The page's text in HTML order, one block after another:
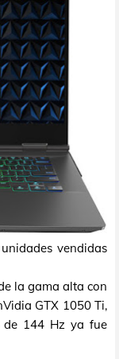
vendidas
la gama alta con
GTX 1050 Ti,
de 144 Hz ya fue